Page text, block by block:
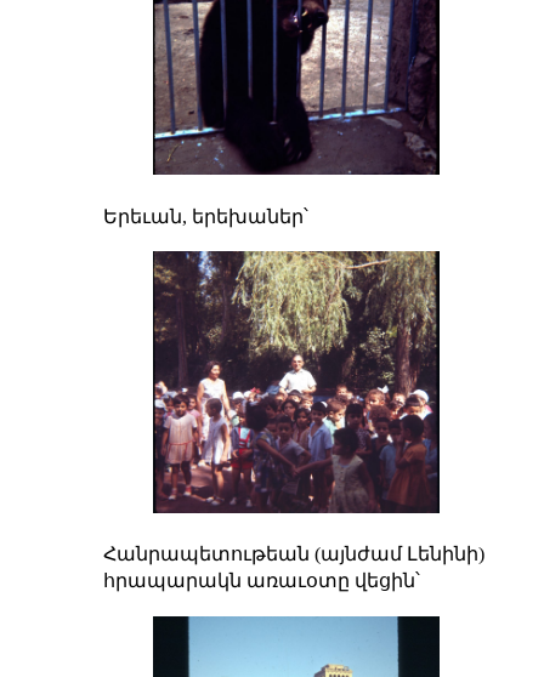
Երեւան, երեխաներ՝
Հանրապետութեան (այնժամ Լենինի)
հրապարակն առաւօտը վեցին՝